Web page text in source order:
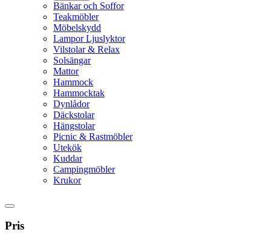
Bänkar och Soffor
Teakmöbler
Möbelskydd
Lampor Ljuslyktor
Vilstolar & Relax
Solsängar
Mattor
Hammock
Hammocktak
Dynlådor
Däckstolar
Hängstolar
Picnic & Rastmöbler
Utekök
Kuddar
Campingmöbler
Krukor
Pris